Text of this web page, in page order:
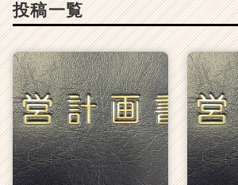
投稿一覧